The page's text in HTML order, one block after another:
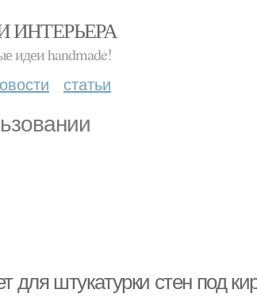
ИНТЕРЬЕРА
идеи handmade!
статьи
для штукатурки стен под